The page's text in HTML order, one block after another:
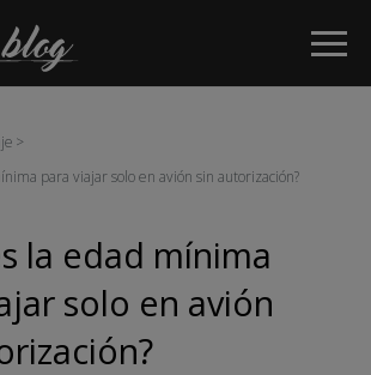
principal
para viajar solo en avión sin autorización?
la edad mínima
solo en avión